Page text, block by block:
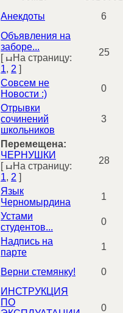
Анекдоты
6
Объявления на
заборе...
[
На страницу:
1, 2 ]
25
Совсем не
Новости :)
0
Отрывки
сочинений
школьников
3
Перемещена:
ЧЕРНУШКИ
[
На страницу:
1, 2 ]
28
Язык
Черномырдина
1
Устами
студентов...
0
Надпись на
парте
1
Верни стемянку!
0
ИНСТРУКЦИЯ
ПО
0